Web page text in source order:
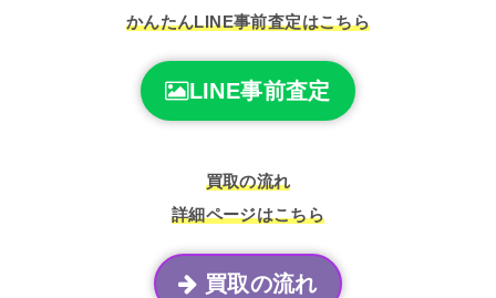
かんたんLINE事前査定はこちら
LINE事前査定
買取の流れ
詳細ページはこちら
買取の流れ